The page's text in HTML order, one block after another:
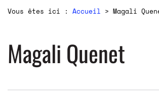
Vous êtes ici : Accueil > Magali
Magali Quenet